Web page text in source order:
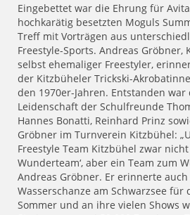
Eingebettet war die Ehrung für
hochkarätig besetzten Moguls
Treff mit Vorträgen aus
Freestyle-Sports. Andreas Gröbner,
selbst ehemaliger Freestyler,
der Kitzbüheler Trickski-
den 1970er-Jahren. Entstanden war
Leidenschaft der Schulfreunde
Hannes Bonatti, Reinhard Prinz
Gröbner im Turnverein Kitzbühel:
Freestyle Team Kitzbühel zwar
Wunderteam‘, aber ein Team zum
Andreas Gröbner. Er erinnerte
Wasserschanze am Schwarzsee für
Sommer und an ihre vielen Shows